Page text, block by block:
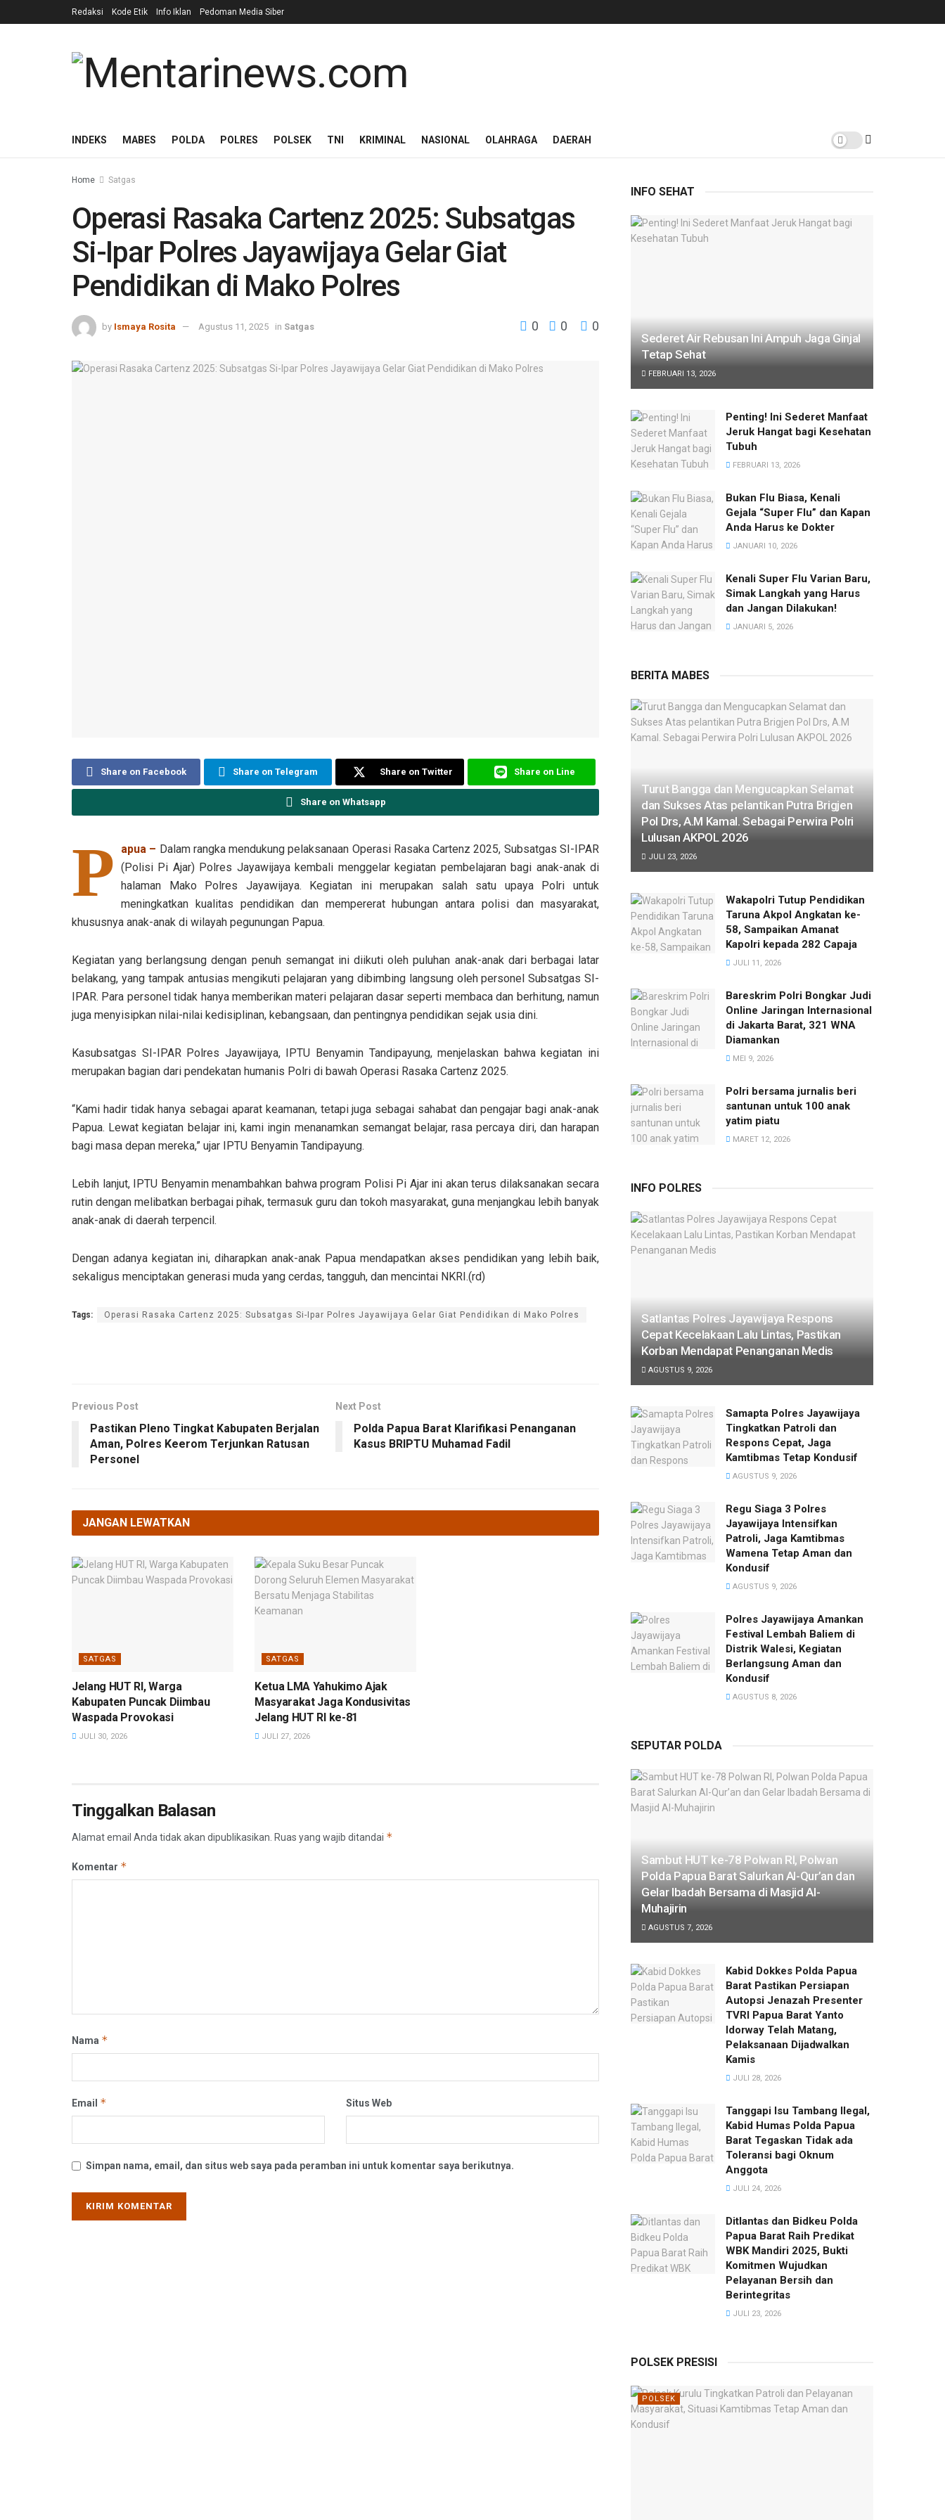
Redaksi Kode Etik Info Iklan Pedoman Media Siber
INDEKS MABES POLDA POLRES POLSEK TNI KRIMINAL NASIONAL OLAHRAGA DAERAH
Home Satgas
Operasi Rasaka Cartenz 2025: Subsatgas
Si-Ipar Polres Jayawijaya Gelar Giat
Pendidikan di Mako Polres
by Ismaya Rosita Agustus 11, 2025 in Satgas 0 0 0
Share on Facebook Share on Telegram Share on Twitter Share on Line
Share on Whatsapp
P apua – Dalam rangka mendukung pelaksanaan Operasi Rasaka Cartenz 2025, Subsatgas SI-IPAR
(Polisi Pi Ajar) Polres Jayawijaya kembali menggelar kegiatan pembelajaran bagi anak-anak di
halaman Mako Polres Jayawijaya. Kegiatan ini merupakan salah satu upaya Polri untuk
meningkatkan kualitas pendidikan dan mempererat hubungan antara polisi dan masyarakat,
khususnya anak-anak di wilayah pegunungan Papua.
Kegiatan yang berlangsung dengan penuh semangat ini diikuti oleh puluhan anak-anak dari berbagai latar
belakang, yang tampak antusias mengikuti pelajaran yang dibimbing langsung oleh personel Subsatgas SI-
IPAR. Para personel tidak hanya memberikan materi pelajaran dasar seperti membaca dan berhitung, namun
juga menyisipkan nilai-nilai kedisiplinan, kebangsaan, dan pentingnya pendidikan sejak usia dini.
Kasubsatgas SI-IPAR Polres Jayawijaya, IPTU Benyamin Tandipayung, menjelaskan bahwa kegiatan ini
merupakan bagian dari pendekatan humanis Polri di bawah Operasi Rasaka Cartenz 2025.
“Kami hadir tidak hanya sebagai aparat keamanan, tetapi juga sebagai sahabat dan pengajar bagi anak-anak
Papua. Lewat kegiatan belajar ini, kami ingin menanamkan semangat belajar, rasa percaya diri, dan harapan
bagi masa depan mereka,” ujar IPTU Benyamin Tandipayung.
Lebih lanjut, IPTU Benyamin menambahkan bahwa program Polisi Pi Ajar ini akan terus dilaksanakan secara
rutin dengan melibatkan berbagai pihak, termasuk guru dan tokoh masyarakat, guna menjangkau lebih banyak
anak-anak di daerah terpencil.
Dengan adanya kegiatan ini, diharapkan anak-anak Papua mendapatkan akses pendidikan yang lebih baik,
sekaligus menciptakan generasi muda yang cerdas, tangguh, dan mencintai NKRI.(rd)
Tags: Operasi Rasaka Cartenz 2025: Subsatgas Si-Ipar Polres Jayawijaya Gelar Giat Pendidikan di Mako Polres
Previous Post
Pastikan Pleno Tingkat Kabupaten Berjalan
Aman, Polres Keerom Terjunkan Ratusan
Personel
Next Post
Polda Papua Barat Klarifikasi Penanganan
Kasus BRIPTU Muhamad Fadil
JANGAN LEWATKAN
SATGAS
Jelang HUT RI, Warga
Kabupaten Puncak Diimbau
Waspada Provokasi
JULI 30, 2026
SATGAS
Ketua LMA Yahukimo Ajak
Masyarakat Jaga Kondusivitas
Jelang HUT RI ke-81
JULI 27, 2026
Tinggalkan Balasan
Alamat email Anda tidak akan dipublikasikan. Ruas yang wajib ditandai *
Komentar *
Nama *
Email * Situs Web
Simpan nama, email, dan situs web saya pada peramban ini untuk komentar saya berikutnya.
INFO SEHAT
Sederet Air Rebusan Ini Ampuh Jaga Ginjal
Tetap Sehat
FEBRUARI 13, 2026
Penting! Ini Sederet Manfaat
Jeruk Hangat bagi Kesehatan
Tubuh
FEBRUARI 13, 2026
Bukan Flu Biasa, Kenali
Gejala “Super Flu” dan Kapan
Anda Harus ke Dokter
JANUARI 10, 2026
Kenali Super Flu Varian Baru,
Simak Langkah yang Harus
dan Jangan Dilakukan!
JANUARI 5, 2026
BERITA MABES
Turut Bangga dan Mengucapkan Selamat
dan Sukses Atas pelantikan Putra Brigjen
Pol Drs, A.M Kamal. Sebagai Perwira Polri
Lulusan AKPOL 2026
JULI 23, 2026
Wakapolri Tutup Pendidikan
Taruna Akpol Angkatan ke-
58, Sampaikan Amanat
Kapolri kepada 282 Capaja
JULI 11, 2026
Bareskrim Polri Bongkar Judi
Online Jaringan Internasional
di Jakarta Barat, 321 WNA
Diamankan
MEI 9, 2026
Polri bersama jurnalis beri
santunan untuk 100 anak
yatim piatu
MARET 12, 2026
INFO POLRES
Satlantas Polres Jayawijaya Respons
Cepat Kecelakaan Lalu Lintas, Pastikan
Korban Mendapat Penanganan Medis
AGUSTUS 9, 2026
Samapta Polres Jayawijaya
Tingkatkan Patroli dan
Respons Cepat, Jaga
Kamtibmas Tetap Kondusif
AGUSTUS 9, 2026
Regu Siaga 3 Polres
Jayawijaya Intensifkan
Patroli, Jaga Kamtibmas
Wamena Tetap Aman dan
Kondusif
AGUSTUS 9, 2026
Polres Jayawijaya Amankan
Festival Lembah Baliem di
Distrik Walesi, Kegiatan
Berlangsung Aman dan
Kondusif
AGUSTUS 8, 2026
SEPUTAR POLDA
Sambut HUT ke-78 Polwan RI, Polwan
Polda Papua Barat Salurkan Al-Qur’an dan
Gelar Ibadah Bersama di Masjid Al-
Muhajirin
AGUSTUS 7, 2026
Kabid Dokkes Polda Papua
Barat Pastikan Persiapan
Autopsi Jenazah Presenter
TVRI Papua Barat Yanto
Idorway Telah Matang,
Pelaksanaan Dijadwalkan
Kamis
JULI 28, 2026
Tanggapi Isu Tambang Ilegal,
Kabid Humas Polda Papua
Barat Tegaskan Tidak ada
Toleransi bagi Oknum
Anggota
JULI 24, 2026
Ditlantas dan Bidkeu Polda
Papua Barat Raih Predikat
WBK Mandiri 2025, Bukti
Komitmen Wujudkan
Pelayanan Bersih dan
Berintegritas
JULI 23, 2026
POLSEK PRESISI
POLSEK